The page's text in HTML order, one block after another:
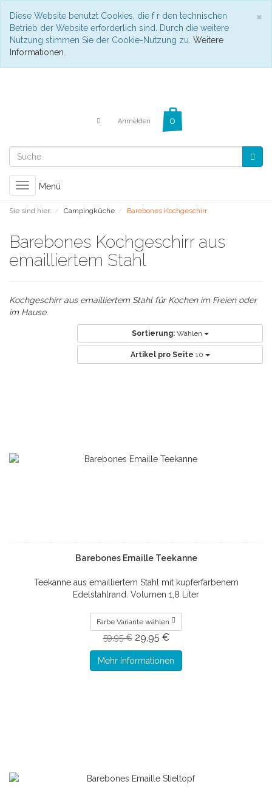
×
Diese Website benutzt Cookies, die f r den technischen
Betrieb der Website erforderlich sind. Durch die weitere
Nutzung stimmen Sie der Cookie-Nutzung zu. Weitere
Informationen.
Anmelden
Toggle
navigation
Menü
Sie sind hier: Campingküche Barebones Kochgeschirr
Barebones Kochgeschirr aus
emailliertem Stahl
Kochgeschirr aus emailliertem Stahl für Kochen im Freien oder
im Hause.
Sortierung: Wählen
Artikel pro Seite 10
Barebones Emaille Teekanne
Teekanne aus emailliertem Stahl mit kupferfarbenem
Edelstahlrand. Volumen 1,8 Liter
Farbe Variante wählen
59,95 € 29,95 €
Mehr Informationen